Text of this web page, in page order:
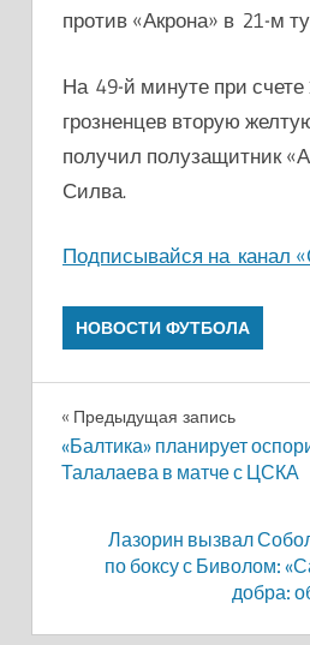
против «Акрона» в 21-м
На 49-й минуте при
грозненцев вторую
получил полузащитник
Силва.
Подписывайся на канал
НОВОСТИ ФУТБОЛА
Навигация
по
Предыдущая запись
«Балтика» планирует
Талалаева в матче с ЦСКА
Лазорин вызвал
по боксу с Биволом:
добра: